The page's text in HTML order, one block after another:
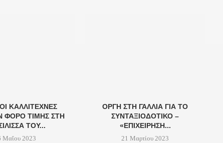
ΚΑΛΛΙΤΈΧΝΕΣ
ΦΌΡΟ ΤΙΜΉΣ ΣΤΗ
ΤΟΥ...
Μαΐου 2023
ΟΡΓΉ ΣΤΗ ΓΑΛΛΊΑ ΓΙΑ ΤΟ
ΣΥΝΤΑΞΙΟΔΟΤΙΚΌ –
«ΕΠΙΧΕΊΡΗΣΗ...
21 Μαρτίου 2023